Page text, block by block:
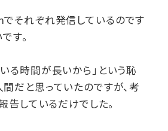
それぞれ発信しているのです
す。
る時間が長いから」という恥
だと思っていたのですが、考
告しているだけでした。